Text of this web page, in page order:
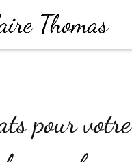
pour votre